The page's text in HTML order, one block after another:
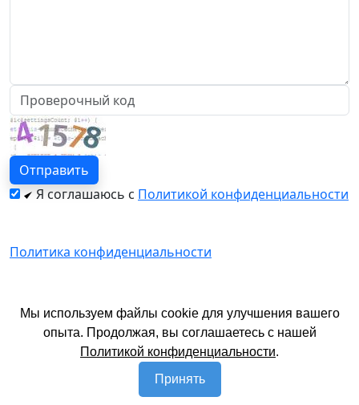
Я соглашаюсь с Политикой конфиденциальности
Политика конфиденциальности
© 2026 год. Официальный сайт АЗТИ.
Имеются противопоказания. Необходима
консультация специалиста.
Мы используем файлы cookie для улучшения вашего
опыта. Продолжая, вы соглашаетесь с нашей
Политикой конфиденциальности.
Принять